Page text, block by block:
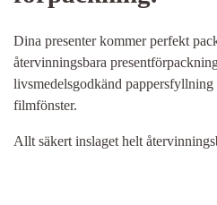
Dina presenter kommer perfekt
återvinningsbara
livsmedelsgodkänd
filmfönster.
Allt säkert inslaget helt